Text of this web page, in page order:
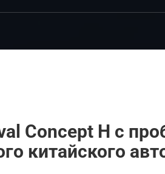
Concept H с
китайского